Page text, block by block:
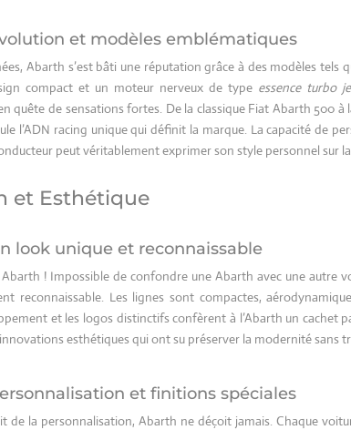
et modèles emblématiques
Abarth s’est bâti une réputation grâce à des modèles tels
compact et un moteur nerveux de type essence turbo
quête de sensations fortes. De la classique Fiat Abarth 500
l’ADN racing unique qui définit la marque. La capacité de
peut véritablement exprimer son style personnel sur
et Esthétique
look unique et reconnaissable
! Impossible de confondre une Abarth avec une autre
reconnaissable. Les lignes sont compactes,
et les logos distinctifs confèrent à l’Abarth un cachet
esthétiques qui ont su préserver la modernité sans
et finitions spéciales
de la personnalisation, Abarth ne déçoit jamais. Chaque